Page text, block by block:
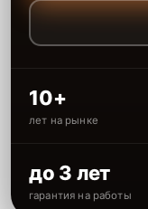
10+
лет на рынке
до 3 лет
гарантия на работы